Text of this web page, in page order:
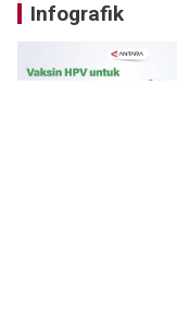
Infografik